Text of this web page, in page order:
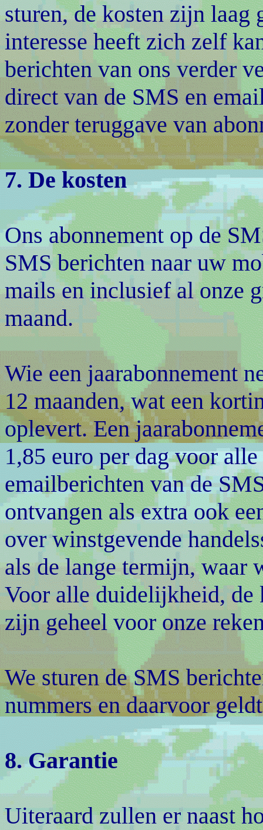
sturen, de kosten zijn laag
interesse heeft zich zelf
berichten van ons verder
direct van de SMS en
zonder teruggave van
7. De kosten
Ons abonnement op de
SMS berichten naar uw
mails en inclusief al onze
maand.
Wie een jaarabonnement
12 maanden, wat een
oplevert. Een
1,85 euro per dag voor
emailberichten van de
ontvangen als extra ook
over winstgevende
als de lange termijn, waar
Voor alle duidelijkheid, de
zijn geheel voor onze
We sturen de SMS
nummers en daarvoor
8. Garantie
Uiteraard zullen er naast